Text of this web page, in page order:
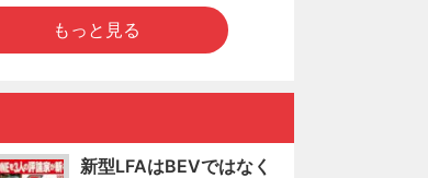
もっと見る
新型LFAはBEVではなく